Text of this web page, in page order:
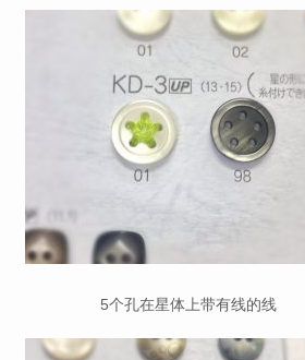
5个孔在星体上带有线的线